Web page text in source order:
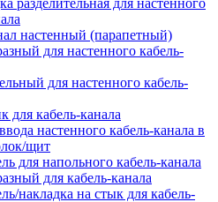
разделительная для настенного
настенный (парапетный)
для настенного кабель-
для настенного кабель-
для кабель-канала
настенного кабель-канала в
щит
для напольного кабель-канала
для кабель-канала
накладка на стык для кабель-